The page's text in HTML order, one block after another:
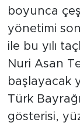
boyunca
yönetimi
ile bu yılı
Nuri Asan
başlayacak
Türk
gösterisi,